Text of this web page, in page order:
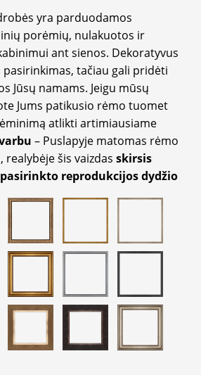
yra parduodamos
porėmių, nulakuotos ir
ant sienos. Dekoratyvus
tačiau gali pridėti
Jūsų namams. Jeigu mūsų
Jums patikusio rėmo tuomet
atlikti artimiausiame
– Puslapyje matomas rėmo
, realybėje šis vaizdas skirsis
reprodukcijos dydžio